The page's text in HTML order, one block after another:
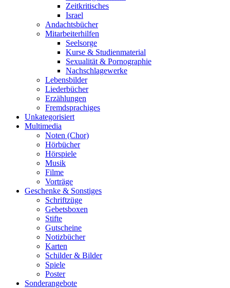
Zeitkritisches
Israel
Andachtsbücher
Mitarbeiterhilfen
Seelsorge
Kurse & Studienmaterial
Sexualität & Pornographie
Nachschlagewerke
Lebensbilder
Liederbücher
Erzählungen
Fremdsprachiges
Unkategorisiert
Multimedia
Noten (Chor)
Hörbücher
Hörspiele
Musik
Filme
Vorträge
Geschenke & Sonstiges
Schriftzüge
Gebetsboxen
Stifte
Gutscheine
Notizbücher
Karten
Schilder & Bilder
Spiele
Poster
Sonderangebote